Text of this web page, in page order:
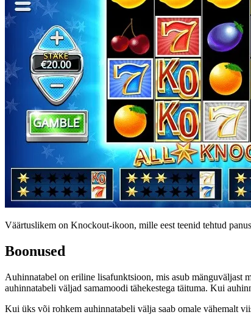
Väärtuslikem on Knockout-ikoon, mille eest teenid tehtud
Boonused
Auhinnatabel on eriline lisafunktsioon, mis asub mänguväljast
auhinnatabeli väljad samamoodi tähekestega täituma. Kui
Kui üks või rohkem auhinnatabeli välja saab omale vähemalt